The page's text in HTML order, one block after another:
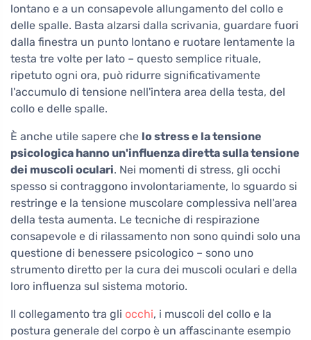
lontano e a un consapevole allungamento del collo e
delle spalle. Basta alzarsi dalla scrivania, guardare fuori
dalla finestra un punto lontano e ruotare lentamente la
testa tre volte per lato – questo semplice rituale,
ripetuto ogni ora, può ridurre significativamente
l'accumulo di tensione nell'intera area della testa, del
collo e delle spalle.
È anche utile sapere che lo stress e la tensione
psicologica hanno un'influenza diretta sulla tensione
dei muscoli oculari. Nei momenti di stress, gli occhi
spesso si contraggono involontariamente, lo sguardo si
restringe e la tensione muscolare complessiva nell'area
della testa aumenta. Le tecniche di respirazione
consapevole e di rilassamento non sono quindi solo una
questione di benessere psicologico – sono uno
strumento diretto per la cura dei muscoli oculari e della
loro influenza sul sistema motorio.
Il collegamento tra gli occhi, i muscoli del collo e la
postura generale del corpo è un affascinante esempio